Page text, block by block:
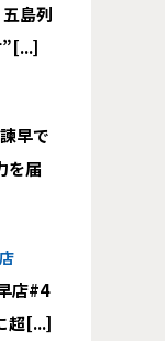
島列
”[...]
早で
を届
店#4
超[...]